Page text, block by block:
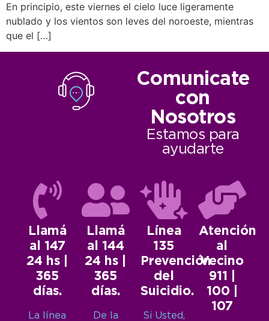
En principio, este viernes el cielo luce ligeramente
nublado y los vientos son leves del noroeste, mientras
que el […]
Comunicate
con
Nosotros
Estamos para
ayudarte
Llamá
al 147
24 hs |
365
días.
La línea
Llamá
al 144
24 hs |
365
días.
De la
Línea
135
Prevención
del
Suicidio.
Si Usted,
Atención
al
Vecino
911 |
100 |
107